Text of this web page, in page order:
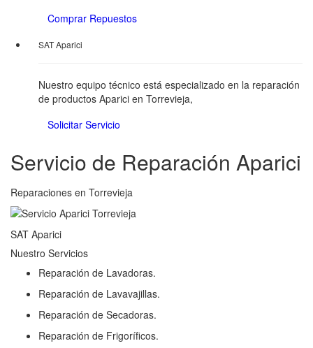
Comprar Repuestos
SAT Aparici
Nuestro equipo técnico está especializado en la reparación
de productos Aparici en Torrevieja,
Solicitar Servicio
Servicio de Reparación Aparici
Reparaciones en Torrevieja
SAT Aparici
Nuestro Servicios
Reparación de Lavadoras.
Reparación de Lavavajillas.
Reparación de Secadoras.
Reparación de Frigoríficos.